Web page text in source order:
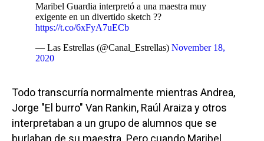
Maribel Guardia interpretó a una maestra muy
exigente en un divertido sketch ??
https://t.co/6xFyA7uECb
— Las Estrellas (@Canal_Estrellas) November 18,
2020
Todo transcurría normalmente mientras Andrea,
Jorge "El burro" Van Rankin, Raúl Araiza y otros
interpretaban a un grupo de alumnos que se
burlaban de su maestra. Pero cuando Maribel